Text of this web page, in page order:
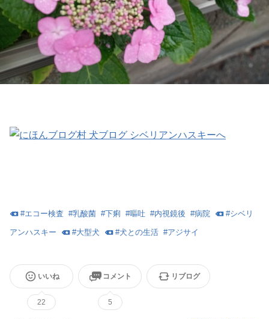
#エコー検査 #乳酸菌 #下痢 #嘔吐 #内視鏡後 #病院 #シベリ
アンハスキー #大型犬 #犬との生活 #アジサイ
いいね
22
コメント
5
リブログ